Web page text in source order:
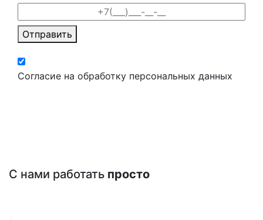
Отправить
Согласие на обработку персональных данных
С нами работать просто